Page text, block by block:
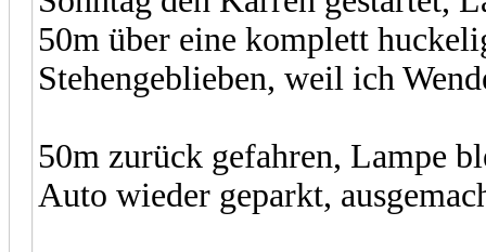
50m über eine komplett
Stehengeblieben, weil ich
50m zurück gefahren, Lampe
Auto wieder geparkt,